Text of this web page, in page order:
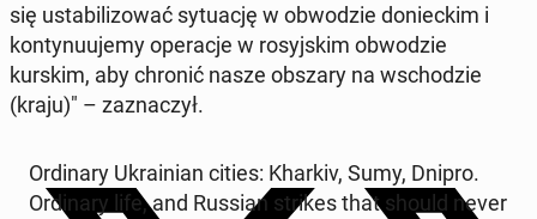
się usta­bi­li­zo­wać sy­tu­ację w ob­wo­dzie do­niec­kim i
kon­ty­nu­uje­my ope­ra­cje w ro­syj­skim ob­wo­dzie
kurskim, aby chronić nasze obszary na wscho­dzie
(kraju)" – za­zna­czył.
Or­di­na­ry Ukra­inian cities: Kharkiv, Sumy, Dnipro.
Or­di­na­ry life, and Russian strikes that should never